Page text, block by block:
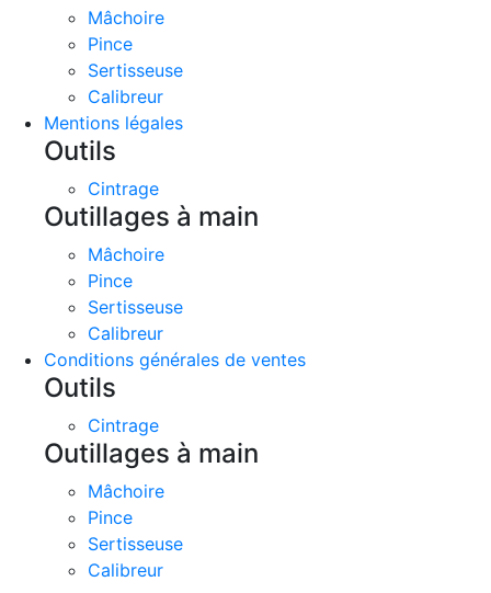
Mâchoire
Pince
Sertisseuse
Calibreur
Mentions légales
Outils
Cintrage
Outillages à main
Mâchoire
Pince
Sertisseuse
Calibreur
Conditions générales de ventes
Outils
Cintrage
Outillages à main
Mâchoire
Pince
Sertisseuse
Calibreur